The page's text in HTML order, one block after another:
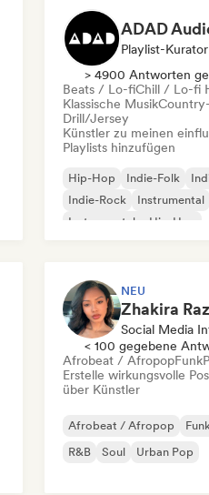
ADAD
Playlist-Kurator
> 4900 Antworten
Beats / Lo-fiChill / Lo-fi
Klassische Musik
Drill/Jersey
Künstler zu meinen
Playlists hinzufügen
Hip-Hop Indie-Folk
Indie-Rock
Instrumental
Instrumentaler Hip-Hop
NEU
Zhakira
Social Media
< 100 gegebene
Afrobeat / AfropopFunk
Erstelle wirkungsvolle
über Künstler
Afrobeat / Afropop
R&B
Soul Urban Pop